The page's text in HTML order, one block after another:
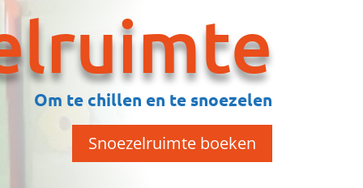
Om te chillen en te snoezelen
Snoezelruimte boeken